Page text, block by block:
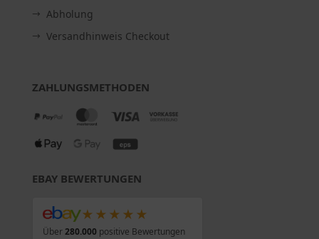
Abholung
Versandhinweis Checkout
ZAHLUNGSMETHODEN
EBAY BEWERTUNGEN
★★★★★
Über280.000positive Bewertungen